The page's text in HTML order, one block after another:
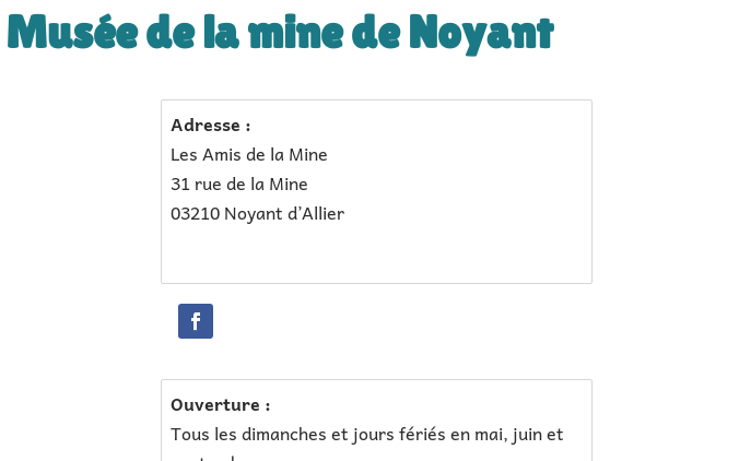
Musée de la mine de Noyant
Adresse :
Les Amis de la Mine
31 rue de la Mine
03210 Noyant d’Allier
Ouverture :
Tous les dimanches et jours fériés en mai, juin et